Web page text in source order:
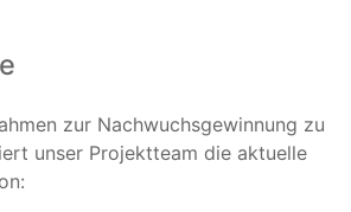
zur Nachwuchsgewinnung zu
unser Projektteam die aktuelle